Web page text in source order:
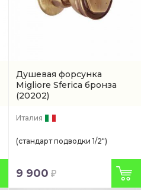
Душевая форсунка
Migliore Sferica бронза
(20202)
Италия
(стандарт подводки 1/2")
9 900